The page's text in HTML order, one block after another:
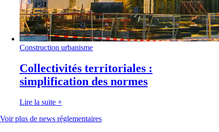
Construction urbanisme
Collectivités territoriales :
simplification des normes
Lire la suite +
Voir plus de news réglementaires